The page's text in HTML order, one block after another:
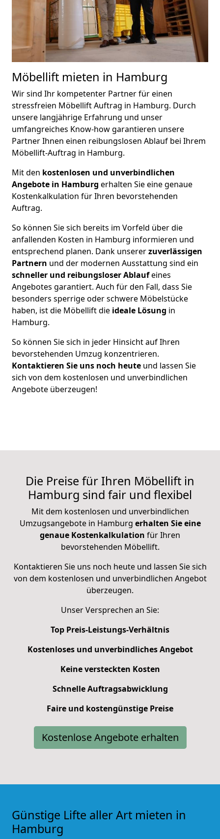
Möbellift mieten in Hamburg
Wir sind Ihr kompetenter Partner für einen
stressfreien Möbellift Auftrag in Hamburg. Durch
unsere langjährige Erfahrung und unser
umfangreiches Know-how garantieren unsere
Partner Ihnen einen reibungslosen Ablauf bei Ihrem
Möbellift-Auftrag in Hamburg.
Mit den kostenlosen und unverbindlichen
Angebote in Hamburg erhalten Sie eine genaue
Kostenkalkulation für Ihren bevorstehenden
Auftrag.
So können Sie sich bereits im Vorfeld über die
anfallenden Kosten in Hamburg informieren und
entsprechend planen. Dank unsererzuverlässigen
Partnern und der modernen Ausstattung sind ein
schneller und reibungsloser Ablaufeines
Angebotes garantiert. Auch für den Fall, dass Sie
besonders sperrige oder schwere Möbelstücke
haben, ist die Möbellift die ideale Lösung in
Hamburg.
So können Sie sich in jeder Hinsicht auf Ihren
bevorstehenden Umzug konzentrieren.
Kontaktieren Sie uns noch heute und lassen Sie
sich von dem kostenlosen und unverbindlichen
Angebote überzeugen!
Die Preise für Ihren Möbellift in
Hamburg sind fair und flexibel
Mit dem kostenlosen und unverbindlichen
Umzugsangebote in Hamburg erhalten Sie eine
genaue Kostenkalkulation für Ihren
bevorstehenden Möbellift.
Kontaktieren Sie uns noch heute und lassen Sie sich
von dem kostenlosen und unverbindlichen Angebot
überzeugen.
Unser Versprechen an Sie:
Top Preis-Leistungs-Verhältnis
Kostenloses und unverbindliches Angebot
Keine versteckten Kosten
Schnelle Auftragsabwicklung
Faire und kostengünstige Preise
Kostenlose Angebote erhalten
Günstige Lifte aller Art mieten in
Hamburg